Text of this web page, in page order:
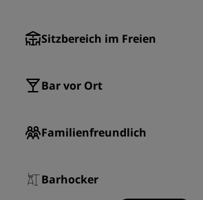
Sitzbereich im Freien
Bar vor Ort
Familienfreundlich
Barhocker